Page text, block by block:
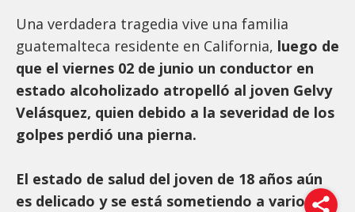
Una verdadera tragedia vive una familia
guatemalteca residente en California, luego de
que el viernes 02 de junio un conductor en
estado alcoholizado atropelló al joven Gelvy
Velásquez, quien debido a la severidad de los
golpes perdió una pierna.
El estado de salud del joven de 18 años aún
es delicado y se está sometiendo a varios